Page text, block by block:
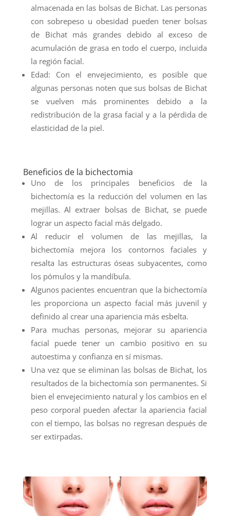
almacenada en las bolsas de Bichat. Las personas
con sobrepeso u obesidad pueden tener bolsas
de Bichat más grandes debido al exceso de
acumulación de grasa en todo el cuerpo, incluida
la región facial.
Edad: Con el envejecimiento, es posible que
algunas personas noten que sus bolsas de Bichat
se vuelven más prominentes debido a la
redistribución de la grasa facial y a la pérdida de
elasticidad de la piel.
Beneficios de la bichectomia
Uno de los principales beneficios de la
bichectomía es la reducción del volumen en las
mejillas. Al extraer bolsas de Bichat, se puede
lograr un aspecto facial más delgado.
Al reducir el volumen de las mejillas, la
bichectomía mejora los contornos faciales y
resalta las estructuras óseas subyacentes, como
los pómulos y la mandíbula.
Algunos pacientes encuentran que la bichectomía
les proporciona un aspecto facial más juvenil y
definido al crear una apariencia más esbelta.
Para muchas personas, mejorar su apariencia
facial puede tener un cambio positivo en su
autoestima y confianza en sí mismas.
Una vez que se eliminan las bolsas de Bichat, los
resultados de la bichectomía son permanentes. Si
bien el envejecimiento natural y los cambios en el
peso corporal pueden afectar la apariencia facial
con el tiempo, las bolsas no regresan después de
ser extirpadas.